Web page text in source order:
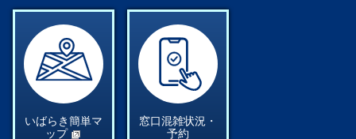
いばらき簡単マ
ップ
窓口混雑状況・
予約